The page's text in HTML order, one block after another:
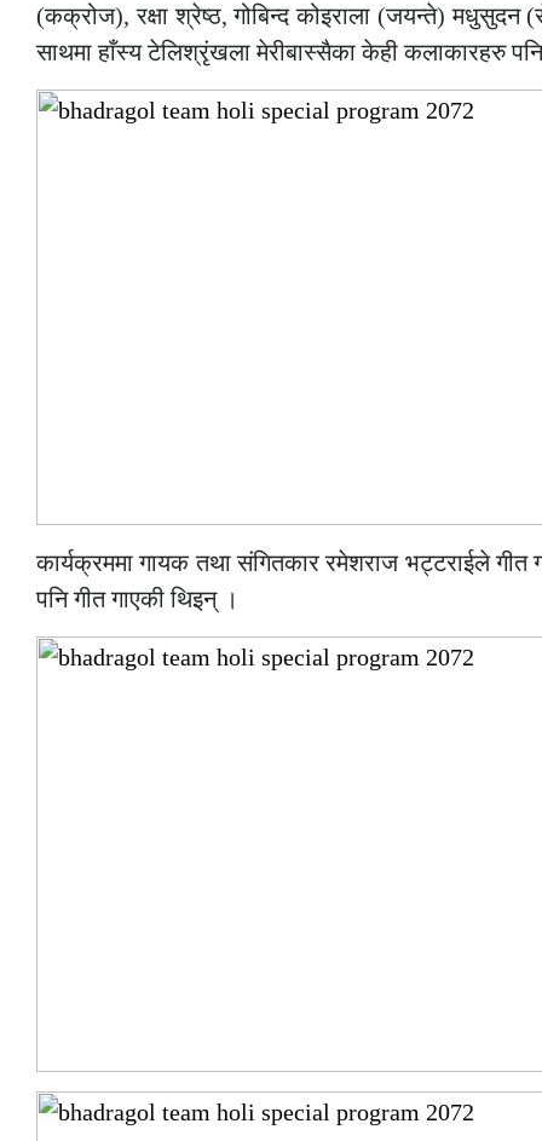
(कक्रोज), रक्षा श्रेष्ठ, गोबिन्द कोइराला (जयन्ते)
साथमा हाँस्य टेलिश्रृंखला मेरीबास्सैका केही कलाकारहरु
कार्यक्रममा गायक तथा संगितकार रमेशराज भट्टराईले गीत
पनि गीत गाएकी थिइन् ।